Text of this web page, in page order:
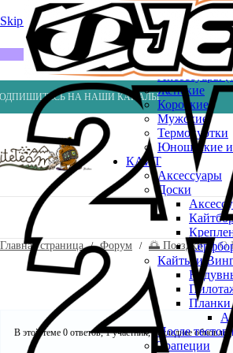
Skip to navigation Skip to main content
НА НАШИ КАНАЛЫ
Весла
Насосы
ВЕЙК
Шлемы
Аксессуары
Женские
Короткие
Мужские
Термокуртки
Юношеские и
КАЙТ
Аксессуары
Доски
Кайты и
Планки
После тестов
Трапеции
Главная страница Форум 🌅 Поездки О
В этой теме 0 ответов, 1 участник, последнее